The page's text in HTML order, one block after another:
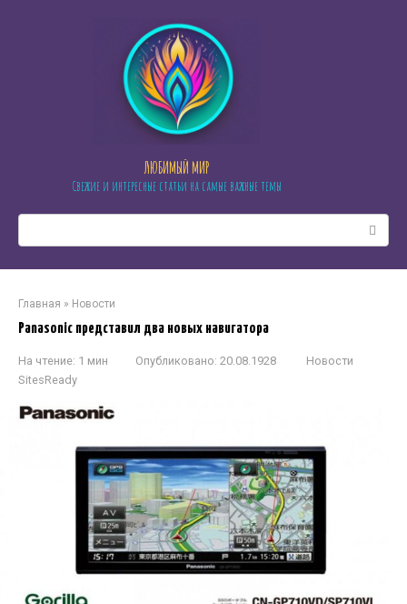
ЛЮБИМЫЙ МИР
Свежие и интересные статьи на самые важные темы
Главная » Новости
Panasonic представил два новых навигатора
На чтение: 1 мин Опубликовано: 20.08.1928
Новости
SitesReady